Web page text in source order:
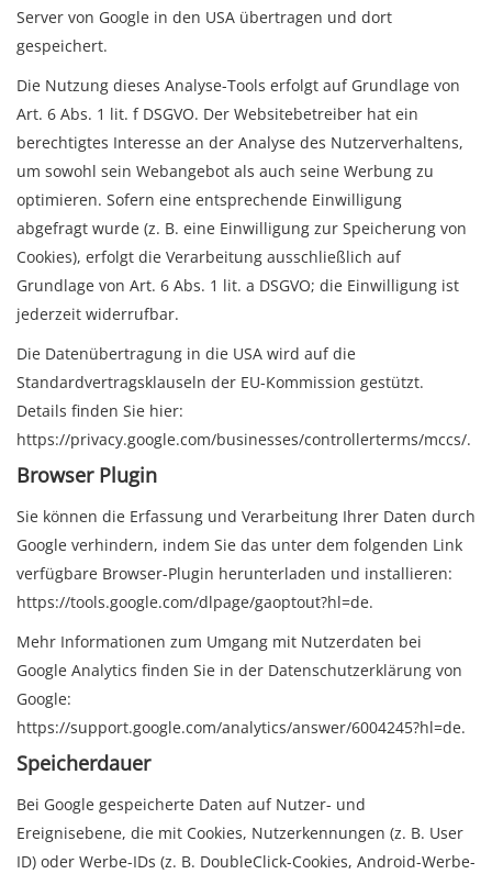
Server von Google in den USA übertragen und dort
gespeichert.
Die Nutzung dieses Analyse-Tools erfolgt auf Grundlage von
Art. 6 Abs. 1 lit. f DSGVO. Der Websitebetreiber hat ein
berechtigtes Interesse an der Analyse des Nutzerverhaltens,
um sowohl sein Webangebot als auch seine Werbung zu
optimieren. Sofern eine entsprechende Einwilligung
abgefragt wurde (z. B. eine Einwilligung zur Speicherung von
Cookies), erfolgt die Verarbeitung ausschließlich auf
Grundlage von Art. 6 Abs. 1 lit. a DSGVO; die Einwilligung ist
jederzeit widerrufbar.
Die Datenübertragung in die USA wird auf die
Standardvertragsklauseln der EU-Kommission gestützt.
Details finden Sie hier:
https://privacy.google.com/businesses/controllerterms/mccs/.
Browser Plugin
Sie können die Erfassung und Verarbeitung Ihrer Daten durch
Google verhindern, indem Sie das unter dem folgenden Link
verfügbare Browser-Plugin herunterladen und installieren:
https://tools.google.com/dlpage/gaoptout?hl=de.
Mehr Informationen zum Umgang mit Nutzerdaten bei
Google Analytics finden Sie in der Datenschutzerklärung von
Google:
https://support.google.com/analytics/answer/6004245?hl=de.
Speicherdauer
Bei Google gespeicherte Daten auf Nutzer- und
Ereignisebene, die mit Cookies, Nutzerkennungen (z. B. User
ID) oder Werbe-IDs (z. B. DoubleClick-Cookies, Android-Werbe-